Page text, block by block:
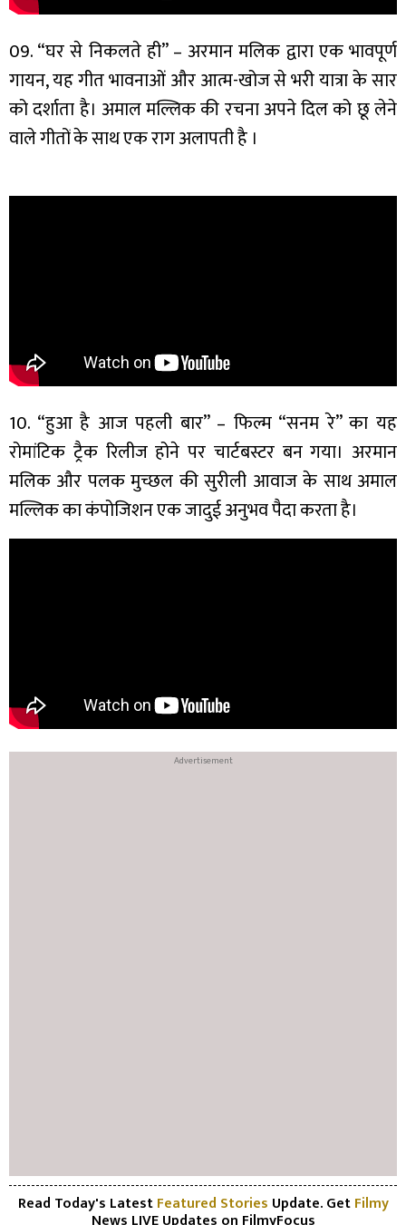
09. “घर से निकलते ही” – अरमान मलिक द्वारा एक भावपूर्ण
गायन, यह गीत भावनाओं और आत्म-खोज से भरी यात्रा के सार
को दर्शाता है। अमाल मल्लिक की रचना अपने दिल को छू लेने
वाले गीतों के साथ एक राग अलापती है ।
10. “हुआ है आज पहली बार” – फिल्म “सनम रे” का यह
रोमांटिक ट्रैक रिलीज होने पर चार्टबस्टर बन गया। अरमान
मलिक और पलक मुच्छल की सुरीली आवाज के साथ अमाल
मल्लिक का कंपोजिशन एक जादुई अनुभव पैदा करता है।
Read Today's LatestFeatured Stories Update. GetFilmy